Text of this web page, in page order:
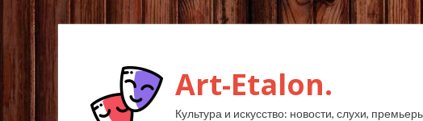
Art-Etalon.
Культура и искусство: новости, слухи,